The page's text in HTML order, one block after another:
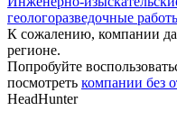
геологоразведочные
К сожалению, компании
регионе.
Попробуйте
посмотреть компании без
HeadHunter